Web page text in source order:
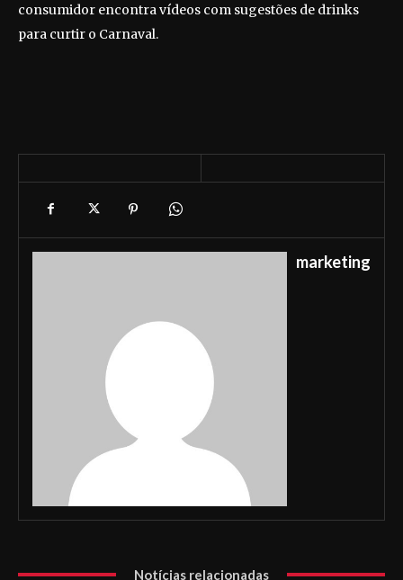
consumidor encontra vídeos com sugestões de drinks
para curtir o Carnaval.
marketing
Notícias relacionadas